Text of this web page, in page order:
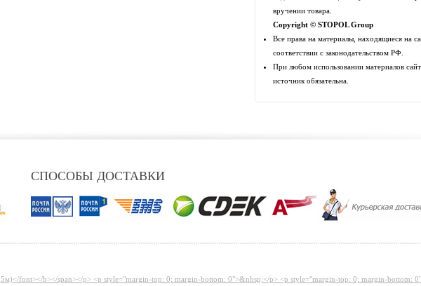
вручении товара.
Copyright © STOPOL Group
Все права на материалы, находящиеся на
соответствии с законодательством РФ.
При любом использовании материалов
источник обязательна.
СПОСОБЫ ДОСТАВКИ
5м)</font></b></span></p> <p style="margin-top: 0; margin-bottom: 0">&nbsp;</p> <p style="margin-top: 0; margin-bottom: